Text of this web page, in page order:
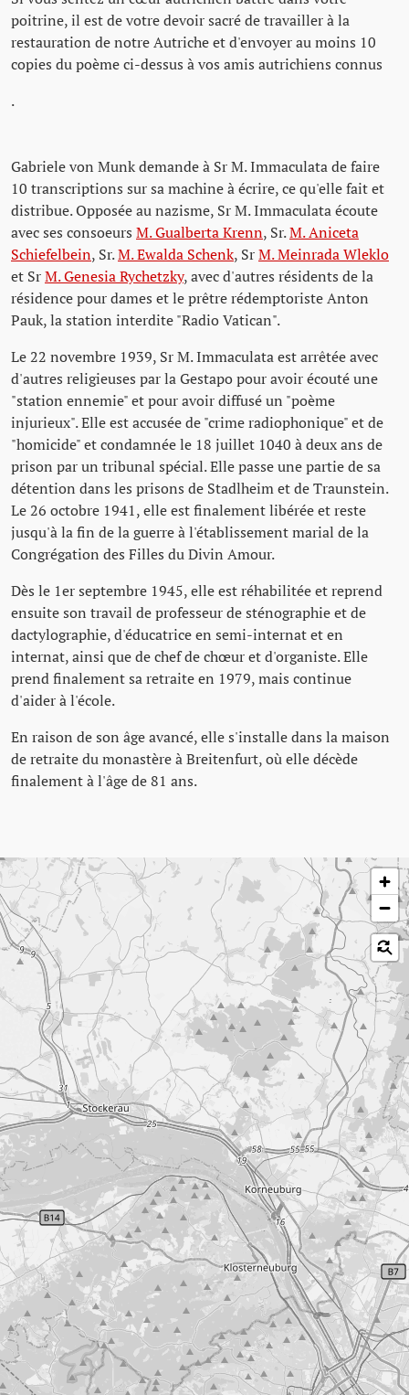
poitrine, il est de votre devoir sacré de travailler à la
restauration de notre Autriche et d'envoyer au moins 10
copies du poème ci-dessus à vos amis autrichiens connus
.
Gabriele von Munk demande à Sr M. Immaculata de faire
10 transcriptions sur sa machine à écrire, ce qu'elle fait et
distribue. Opposée au nazisme, Sr M. Immaculata écoute
avec ses consoeurs M. Gualberta Krenn, Sr.M. Aniceta
Schiefelbein, Sr.M. Ewalda Schenk, SrM. Meinrada Wleklo
et SrM. Genesia Rychetzky, avec d'autres résidents de la
résidence pour dames et le prêtre rédemptoriste Anton
Pauk, la station interdite "Radio Vatican".
Le 22 novembre 1939, Sr M. Immaculata est arrêtée avec
d'autres religieuses par la Gestapo pour avoir écouté une
"station ennemie" et pour avoir diffusé un "poème
injurieux". Elle est accusée de "crime radiophonique" et de
"homicide" et condamnée le 18 juillet 1040 à deux ans de
prison par un tribunal spécial. Elle passe une partie de sa
détention dans les prisons de Stadlheim et de Traunstein.
Le 26 octobre 1941, elle est finalement libérée et reste
jusqu'à la fin de la guerre à l'établissement marial de la
Congrégation des Filles du Divin Amour.
Dès le 1er septembre 1945, elle est réhabilitée et reprend
ensuite son travail de professeur de sténographie et de
dactylographie, d'éducatrice en semi-internat et en
internat, ainsi que de chef de chœur et d'organiste. Elle
prend finalement sa retraite en 1979, mais continue
d'aider à l'école.
En raison de son âge avancé, elle s'installe dans la maison
de retraite du monastère à Breitenfurt, où elle décède
finalement à l'âge de 81 ans.
Passer la carte